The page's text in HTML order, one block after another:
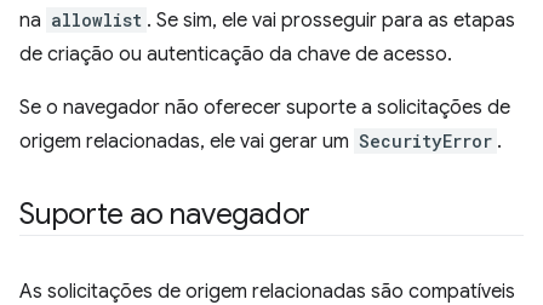
na allowlist . Se sim, ele vai prosseguir para as etapas
de criação ou autenticação da chave de acesso.
Se o navegador não oferecer suporte a solicitações de
origem relacionadas, ele vai gerar um SecurityError .
Suporte ao navegador
As solicitações de origem relacionadas são compatíveis